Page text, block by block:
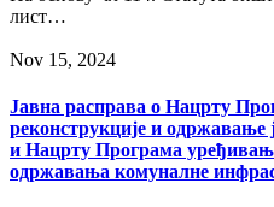
лист…
Nov 15, 2024
Јавна расправа о Нацрту
реконструкције и одржавање
и Нацрту Програма
одржавања комуналне